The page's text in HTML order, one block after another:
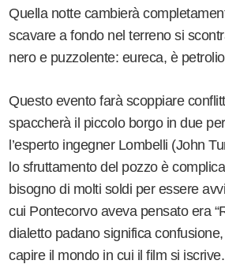
Quella notte cambierà
scavare a fondo nel terreno si
nero e puzzolente: eureca, è
Questo evento farà scoppiare
spaccherà il piccolo borgo in due
l’esperto ingegner Lombelli (John
lo sfruttamento del pozzo è
bisogno di molti soldi per essere
cui Pontecorvo aveva pensato era
dialetto padano significa
capire il mondo in cui il film si